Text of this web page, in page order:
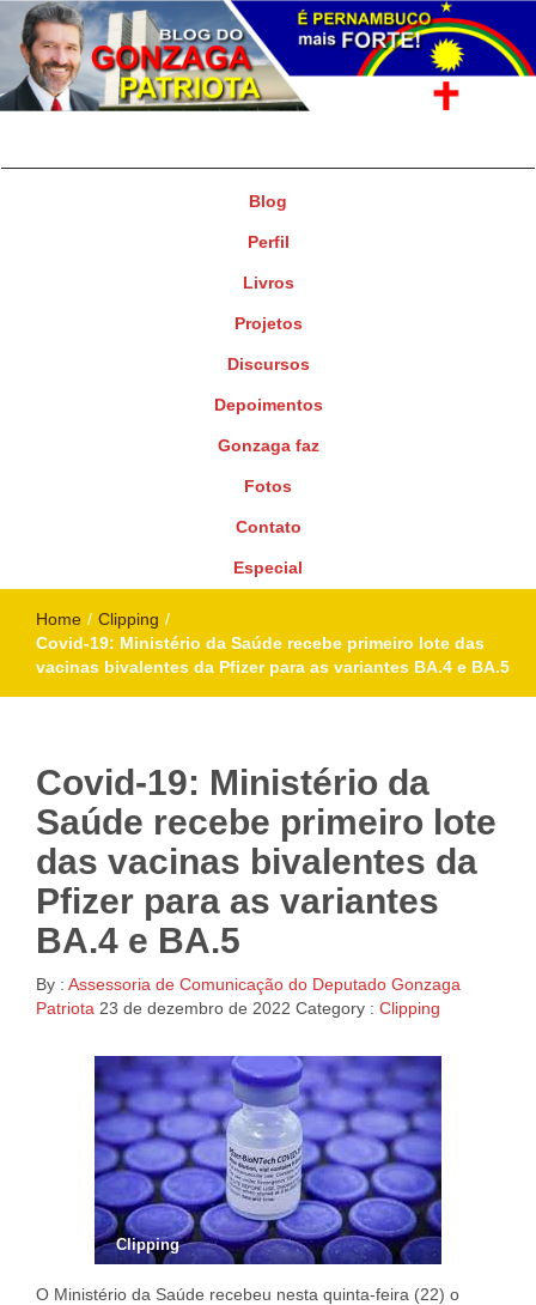
Blog
Perfil
Livros
Projetos
Discursos
Depoimentos
Gonzaga faz
Fotos
Contato
Especial
Home / Clipping /
Covid-19: Ministério da Saúde recebe primeiro lote das
vacinas bivalentes da Pfizer para as variantes BA.4 e BA.5
Covid-19: Ministério da
Saúde recebe primeiro lote
das vacinas bivalentes da
Pfizer para as variantes
BA.4 e BA.5
By : Assessoria de Comunicação do Deputado Gonzaga
Patriota 23 de dezembro de 2022 Category : Clipping
Clipping
O Ministério da Saúde recebeu nesta quinta-feira (22) o